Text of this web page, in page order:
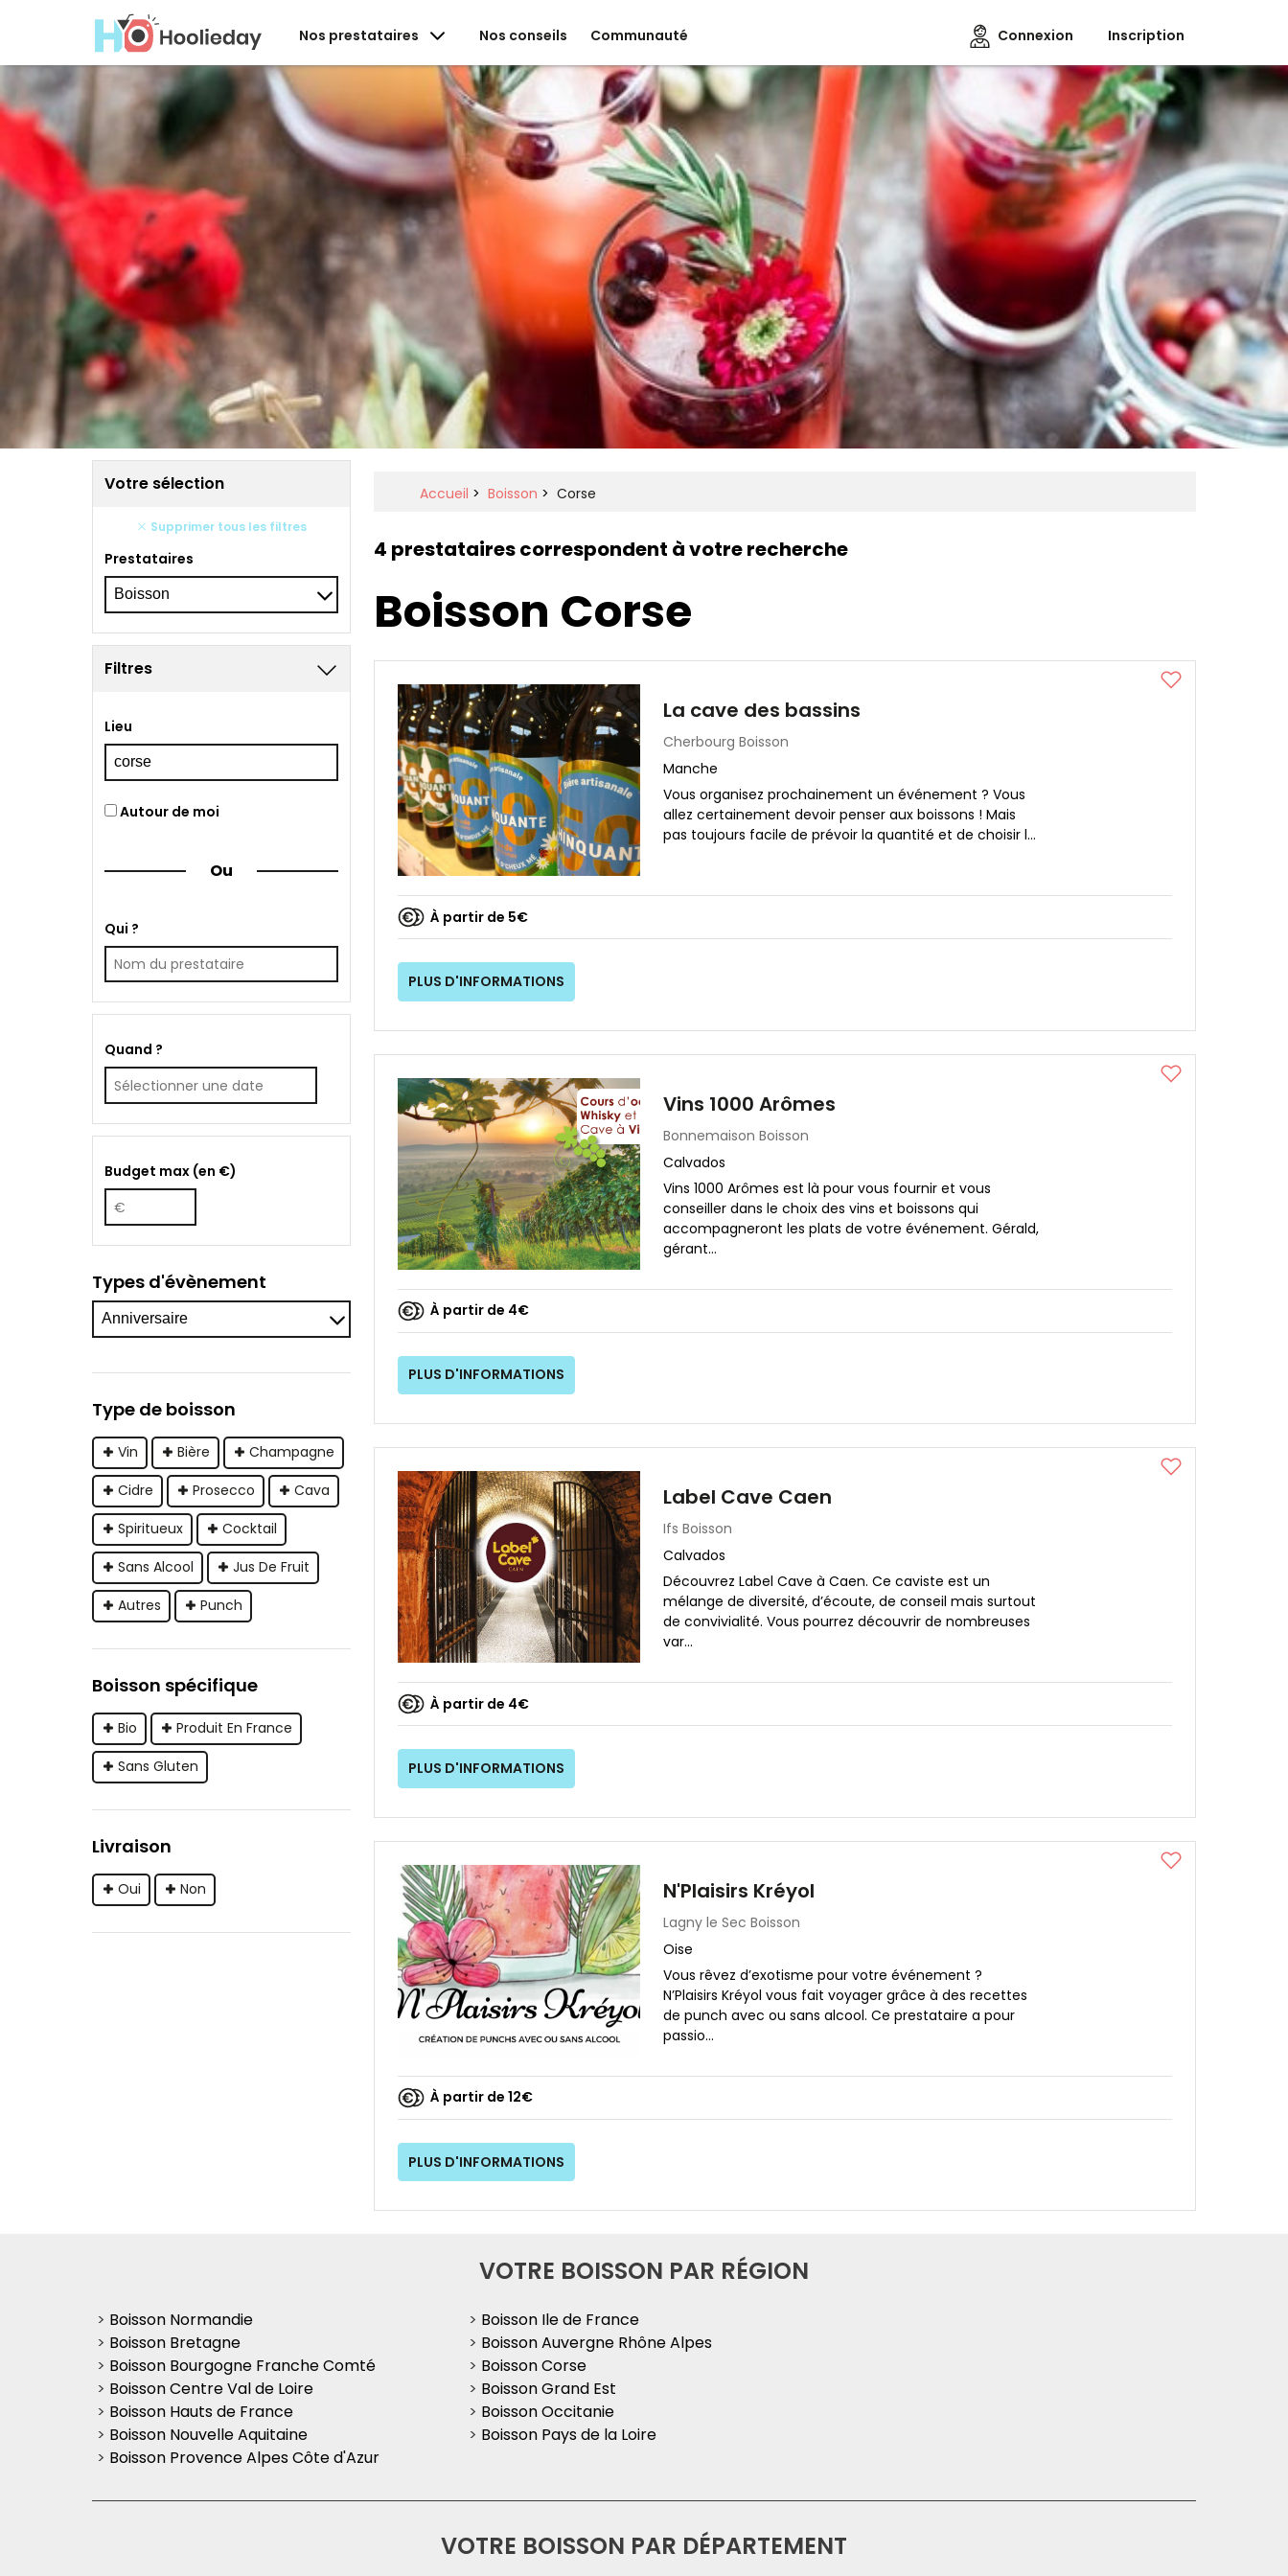
Nos prestataires Nos conseils Communauté Connexion Inscription
Votre sélection
Supprimer tous les filtres
Prestataires
Filtres
Lieu
Autour de moi
Ou
Qui ?
Quand ?
Budget max (en €)
Types d'évènement
Type de boisson
Vin Bière
Champagne
Cidre
Prosecco
Cava
Spiritueux
Cocktail
Sans Alcool
Jus De Fruit
Autres
Punch
Boisson spécifique
Bio
Produit En France
Sans Gluten
Livraison
Oui Non
Accueil > Boisson > Corse
4 prestataires correspondent à votre recherche
Boisson Corse
La cave des bassins
Cherbourg Boisson
Manche
Vous organisez prochainement un événement ? Vous
allez certainement devoir penser aux boissons ! Mais
pas toujours facile de prévoir la quantité et de choisir l...
À partir de 5€
PLUS D'INFORMATIONS
Vins 1000 Arômes
Bonnemaison Boisson
Calvados
Vins 1000 Arômes est là pour vous fournir et vous
conseiller dans le choix des vins et boissons qui
accompagneront les plats de votre événement. Gérald,
gérant...
À partir de 4€
PLUS D'INFORMATIONS
Label Cave Caen
Ifs Boisson
Calvados
Découvrez Label Cave à Caen. Ce caviste est un
mélange de diversité, d’écoute, de conseil mais surtout
de convivialité. Vous pourrez découvrir de nombreuses
var...
À partir de 4€
PLUS D'INFORMATIONS
N'Plaisirs Kréyol
Lagny le Sec Boisson
Oise
Vous rêvez d’exotisme pour votre événement ?
N’Plaisirs Kréyol vous fait voyager grâce à des recettes
de punch avec ou sans alcool. Ce prestataire a pour
passio...
À partir de 12€
PLUS D'INFORMATIONS
VOTRE BOISSON PAR RÉGION
> Boisson Normandie
> Boisson Bretagne
> Boisson Ile de France
> Boisson Auvergne Rhône Alpes
> Boisson Bourgogne Franche Comté
> Boisson Centre Val de Loire
> Boisson Corse
> Boisson Grand Est
> Boisson Hauts de France
> Boisson Nouvelle Aquitaine
> Boisson Occitanie
> Boisson Pays de la Loire
> Boisson Provence Alpes Côte d'Azur
VOTRE BOISSON PAR DÉPARTEMENT